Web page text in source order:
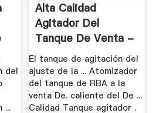
del
...
Alta Calidad
Agitador Del
Tanque De Venta -
.
El tanque de agitación del
ajuste de la ... Atomizador
del tanque de RBA a la
venta De. caliente del De ...
Calidad Tanque agitador .